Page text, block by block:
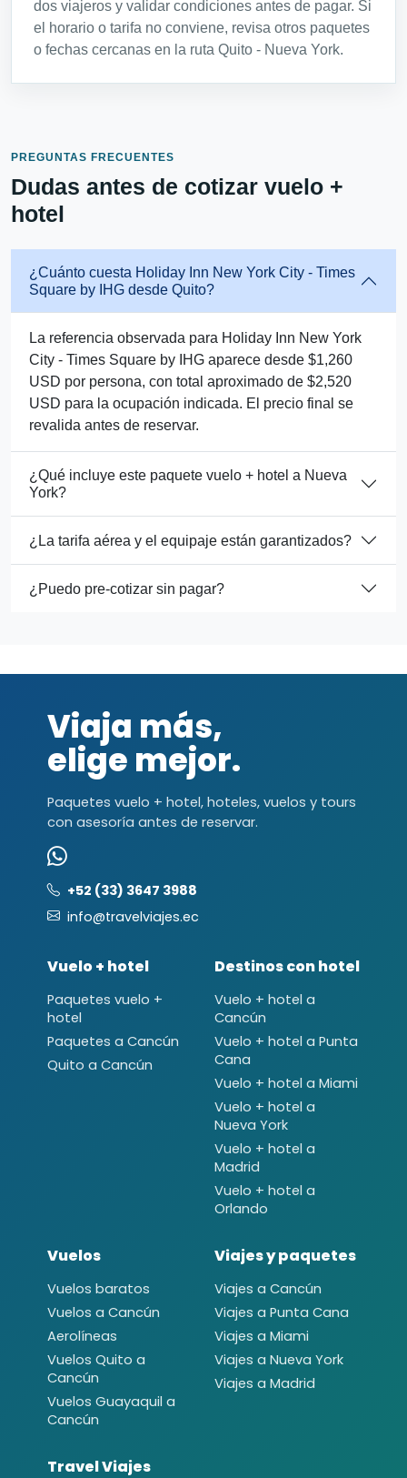
dos viajeros y validar condiciones antes de pagar. Si
el horario o tarifa no conviene, revisa otros paquetes
o fechas cercanas en la ruta Quito - Nueva York.
PREGUNTAS FRECUENTES
Dudas antes de cotizar vuelo +
hotel
¿Cuánto cuesta Holiday Inn New York City - Times
Square by IHG desde Quito?
La referencia observada para Holiday Inn New York
City - Times Square by IHG aparece desde $1,260
USD por persona, con total aproximado de $2,520
USD para la ocupación indicada. El precio final se
revalida antes de reservar.
¿Qué incluye este paquete vuelo + hotel a Nueva
York?
¿La tarifa aérea y el equipaje están garantizados?
¿Puedo pre-cotizar sin pagar?
Viaja más,
elige mejor.
Paquetes vuelo + hotel, hoteles, vuelos y tours
con asesoría antes de reservar.
+52 (33) 3647 3988
info@travelviajes.ec
Vuelo + hotel
Paquetes vuelo +
hotel
Paquetes a Cancún
Quito a Cancún
Destinos con hotel
Vuelo + hotel a
Cancún
Vuelo + hotel a Punta
Cana
Vuelo + hotel a Miami
Vuelo + hotel a
Nueva York
Vuelo + hotel a
Madrid
Vuelo + hotel a
Orlando
Vuelos
Vuelos baratos
Vuelos a Cancún
Aerolíneas
Vuelos Quito a
Cancún
Vuelos Guayaquil a
Cancún
Viajes y paquetes
Viajes a Cancún
Viajes a Punta Cana
Viajes a Miami
Viajes a Nueva York
Viajes a Madrid
Travel Viajes